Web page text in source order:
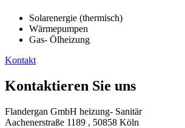
Solarenergie (thermisch)
Wärmepumpen
Gas- Ölheizung
Kontakt
Kontaktieren Sie uns
Flandergan GmbH heizung- Sanitär
Aachenerstraße 1189 , 50858 Köln